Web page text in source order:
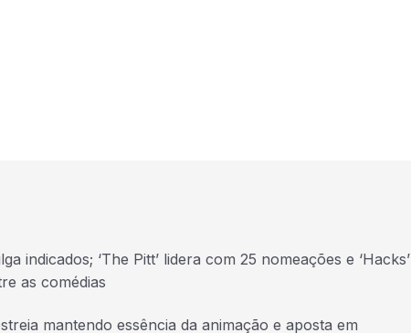
indicados; ‘The Pitt’ lidera com 25 nomeações e ‘Hacks’
as comédias
mantendo essência da animação e aposta em